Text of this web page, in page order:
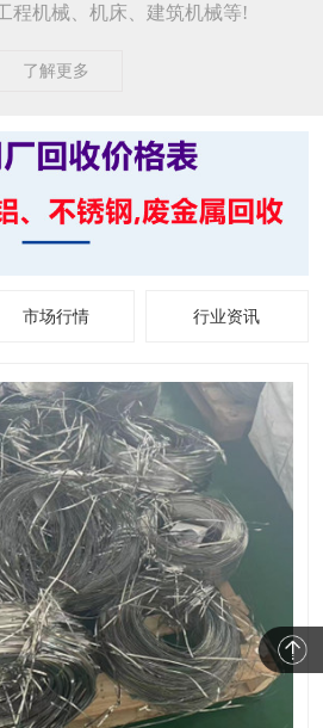
程机械、机床、建筑机械等!
了解更多
市场行情 行业资讯